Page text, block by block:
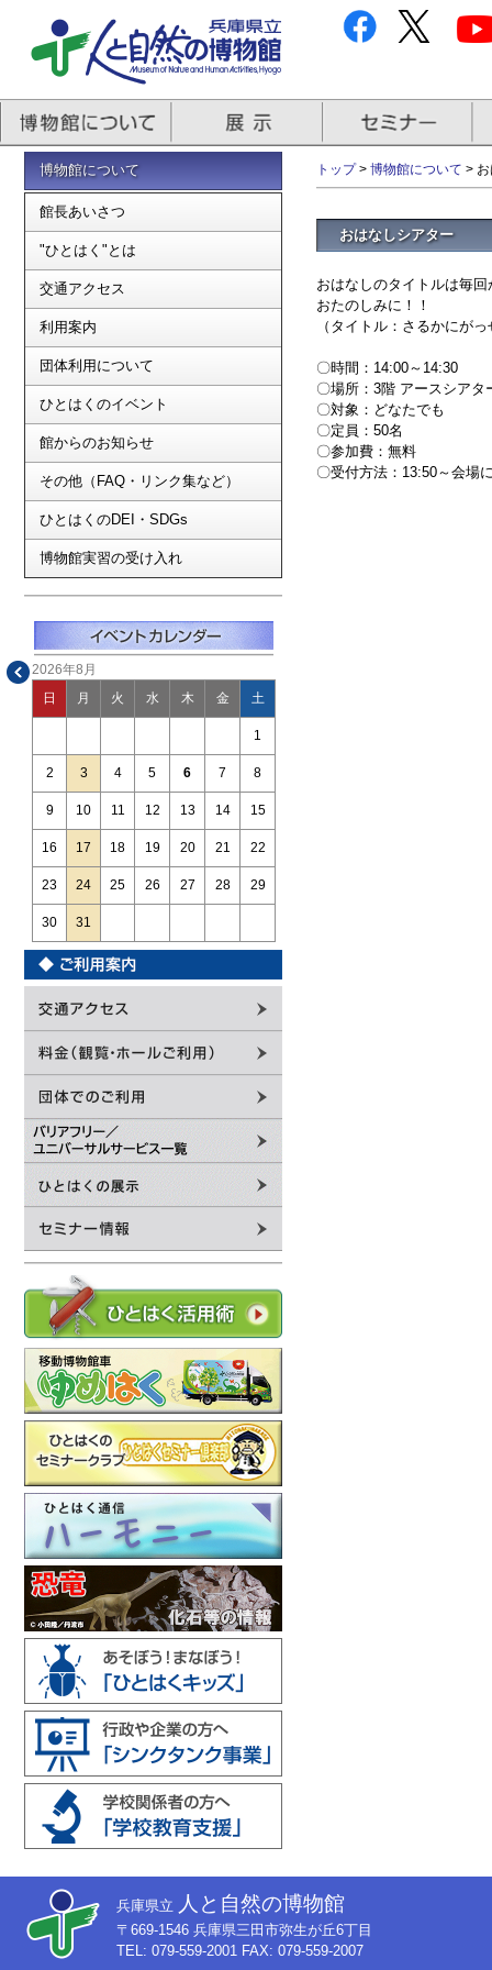
博物館について
館長あいさつ
"ひとはく"とは
交通アクセス
利用案内
団体利用について
ひとはくのイベント
館からのお知らせ
その他（FAQ・リンク集など）
ひとはくのDEI・SDGs
博物館実習の受け入れ
2026年8月
日 月 火 水 木 金 土
1
2 3 4 5 6 7 8
9 10 11 12 13 14 15
16 17 18 19 20 21 22
23 24 25 26 27 28 29
30 31
トップ> 博物館について >
おはなしシアター
おはなしのタイトルは毎
おたのしみに！！
（タイトル：さるかにが
〇時間：14:00～14:30
〇場所：3階 アースシアタ
〇対象：どなたでも
〇定員：50名
〇参加費：無料
〇受付方法：13:50～会場
兵庫県立 人と自然の博物館
〒669-1546 兵庫県三田市弥生が丘6丁目
TEL: 079-559-2001 FAX: 079-559-2007